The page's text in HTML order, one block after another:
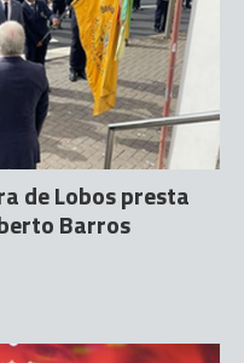
de Lobos presta
Barros